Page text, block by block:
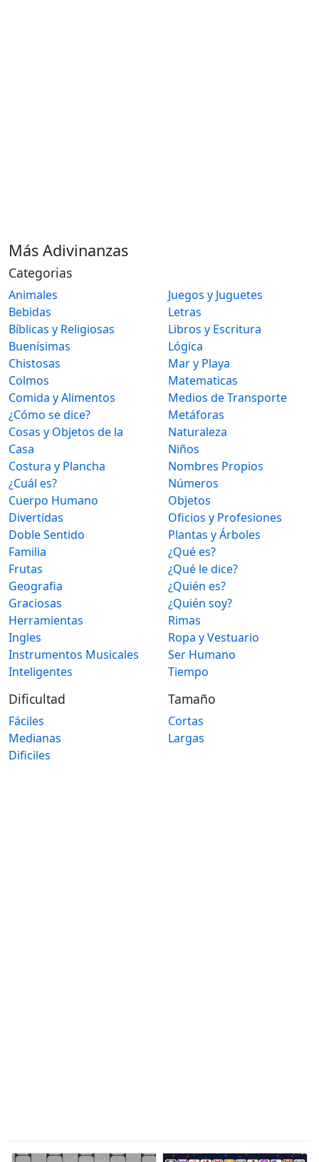
Más Adivinanzas
Categorias
Animales
Bebidas
Bíblicas y Religiosas
Buenísimas
Chistosas
Colmos
Comida y Alimentos
¿Cómo se dice?
Cosas y Objetos de la
Casa
Costura y Plancha
¿Cuál es?
Cuerpo Humano
Divertidas
Doble Sentido
Familia
Frutas
Geografia
Graciosas
Herramientas
Ingles
Instrumentos Musicales
Inteligentes
Juegos y Juguetes
Letras
Libros y Escritura
Lógica
Mar y Playa
Matematicas
Medios de Transporte
Metáforas
Naturaleza
Niños
Nombres Propios
Números
Objetos
Oficios y Profesiones
Plantas y Árboles
¿Qué es?
¿Qué le dice?
¿Quién es?
¿Quién soy?
Rimas
Ropa y Vestuario
Ser Humano
Tiempo
Dificultad
Fáciles
Medianas
Dificiles
Tamaño
Cortas
Largas